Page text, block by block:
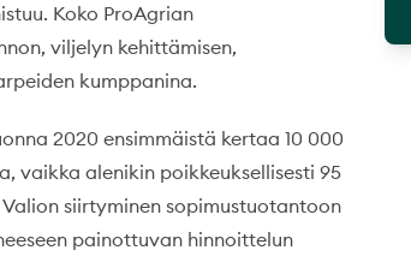
Koko ProAgrian
viljelyn kehittämisen,
kumppanina.
2020 ensimmäistä kertaa 10 000
vaikka alenikin poikkeuksellisesti 95
siirtyminen sopimustuotantoon
painottuvan hinnoittelun